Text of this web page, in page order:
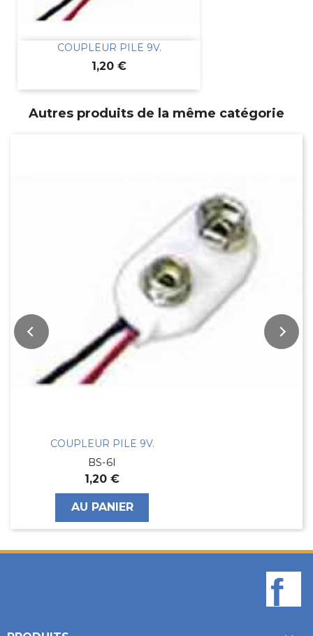
COUPLEUR PILE 9V.
Prix
1,20 €
Autres produits de la même catégorie
COUPLEUR PILE 9V.
BS-6I
1,20 €
AU PANIER